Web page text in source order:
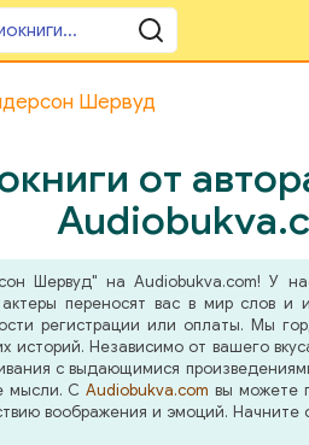
Шервуд
от
Шервуд" на Audiobukva.com! У
переносят вас в мир слов
регистрации или оплаты. Мы
историй. Независимо от вашего
с выдающимися
мысли. СAudiobukva.com вы можете
воображения и эмоций.